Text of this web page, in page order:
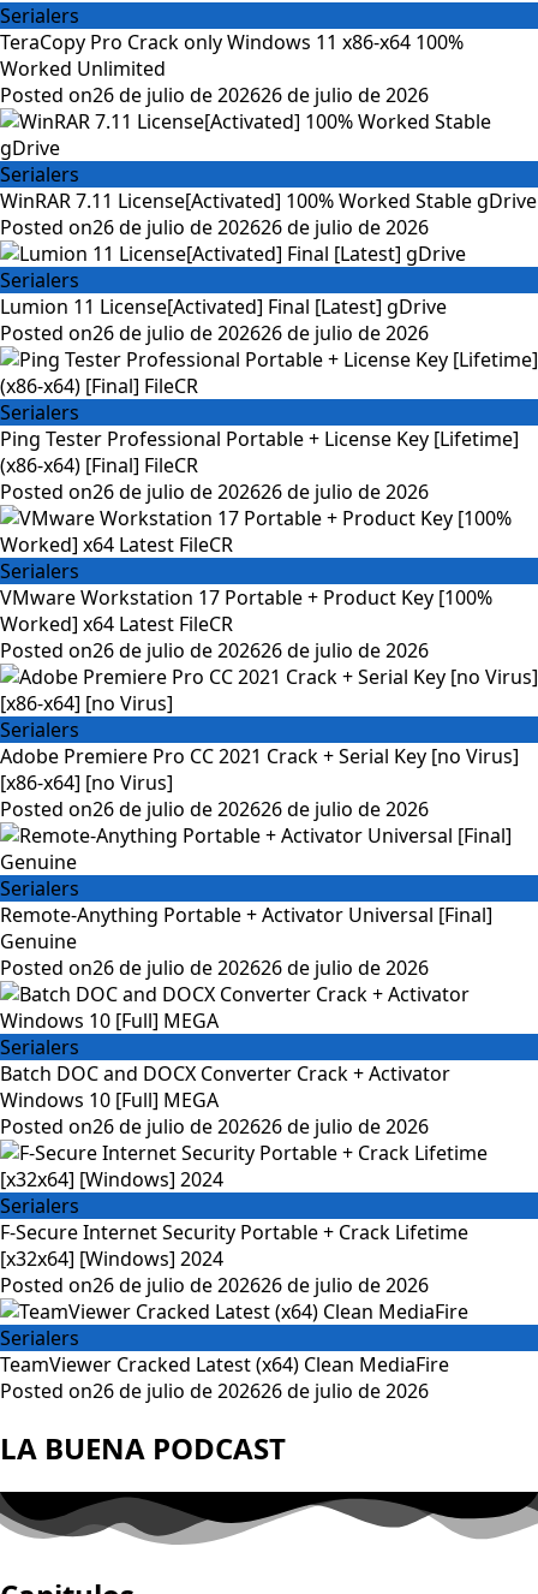
Serialers
TeraCopy Pro Crack only Windows 11 x86-x64 100%
Worked Unlimited
Posted on26 de julio de 202626 de julio de 2026
Serialers
WinRAR 7.11 License[Activated] 100% Worked Stable gDrive
Posted on26 de julio de 202626 de julio de 2026
Serialers
Lumion 11 License[Activated] Final [Latest] gDrive
Posted on26 de julio de 202626 de julio de 2026
Serialers
Ping Tester Professional Portable + License Key [Lifetime]
(x86-x64) [Final] FileCR
Posted on26 de julio de 202626 de julio de 2026
Serialers
VMware Workstation 17 Portable + Product Key [100%
Worked] x64 Latest FileCR
Posted on26 de julio de 202626 de julio de 2026
Serialers
Adobe Premiere Pro CC 2021 Crack + Serial Key [no Virus]
[x86-x64] [no Virus]
Posted on26 de julio de 202626 de julio de 2026
Serialers
Remote-Anything Portable + Activator Universal [Final]
Genuine
Posted on26 de julio de 202626 de julio de 2026
Serialers
Batch DOC and DOCX Converter Crack + Activator
Windows 10 [Full] MEGA
Posted on26 de julio de 202626 de julio de 2026
Serialers
F-Secure Internet Security Portable + Crack Lifetime
[x32x64] [Windows] 2024
Posted on26 de julio de 202626 de julio de 2026
Serialers
TeamViewer Cracked Latest (x64) Clean MediaFire
Posted on26 de julio de 202626 de julio de 2026
LA BUENA PODCAST